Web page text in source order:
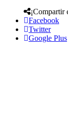
¡Compartir
Facebook
Twitter
Google Plus